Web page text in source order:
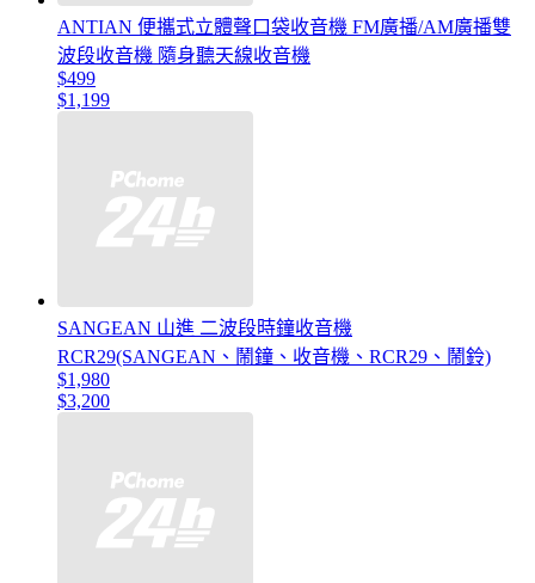
ANTIAN 便攜式立體聲口袋收音機 FM廣播/AM廣播雙
波段收音機 隨身聽天線收音機
$499
$1,199
SANGEAN 山進 二波段時鐘收音機
RCR29(SANGEAN、鬧鐘、收音機、RCR29、鬧鈴)
$1,980
$3,200